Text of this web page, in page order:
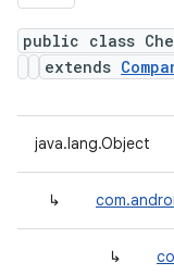
public class
extends
java.lang.Object
↳
↳